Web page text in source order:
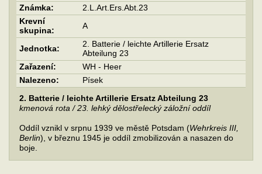
Známka:
2.L.Art.Ers.Abt.23
Krevní
skupina:
A
Jednotka:
2. Batterie / leichte Artillerie Ersatz
Abteilung 23
Zařazení:
WH - Heer
Nalezeno:
Písek
2. Batterie / leichte Artillerie Ersatz Abteilung 23
kmenová rota / 23. lehký dělostřelecký záložní oddíl
Oddíl vznikl v srpnu 1939 ve městě Potsdam (Wehrkreis III,
Berlin), v březnu 1945 je oddíl zmobilizován a nasazen do
boje.